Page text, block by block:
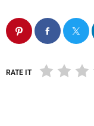
RATE IT